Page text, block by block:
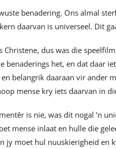
benadering. Ons almal
daarvan is universeel. Dit
dus was die
benaderings het, en dat daar
belangrik daaraan vir ander
mense kry iets daarvan in
is nie, was dit nogal ’n
mense inlaat en hulle die
jy moet hul nuuskierigheid en